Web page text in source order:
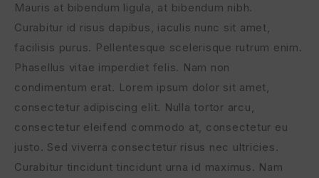
Mauris at bibendum ligula, at bibendum nibh.
Curabitur id risus dapibus, iaculis nunc sit amet,
facilisis purus. Pellentesque scelerisque rutrum enim.
Phasellus vitae imperdiet felis. Nam non
condimentum erat. Lorem ipsum dolor sit amet,
consectetur adipiscing elit. Nulla tortor arcu,
consectetur eleifend commodo at, consectetur eu
justo. Sed viverra consectetur risus nec ultricies.
Curabitur tincidunt tincidunt urna id maximus. Nam